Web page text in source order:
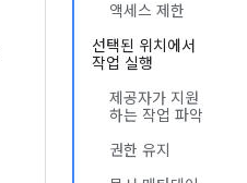
액세스 제한
선택된 위치에서
작업 실행
제공자가 지원
하는 작업 파악
권한 유지